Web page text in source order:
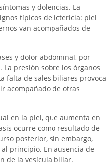
y dolencias. La
típicos de ictericia: piel
van acompañados de
y dolor abdominal, por
La presión sobre los órganos
falta de sales biliares provoca
acompañado de otras
en la piel, que aumenta en
ocurre como resultado de
posterior, sin embargo,
principio. En ausencia de
de la vesícula biliar.